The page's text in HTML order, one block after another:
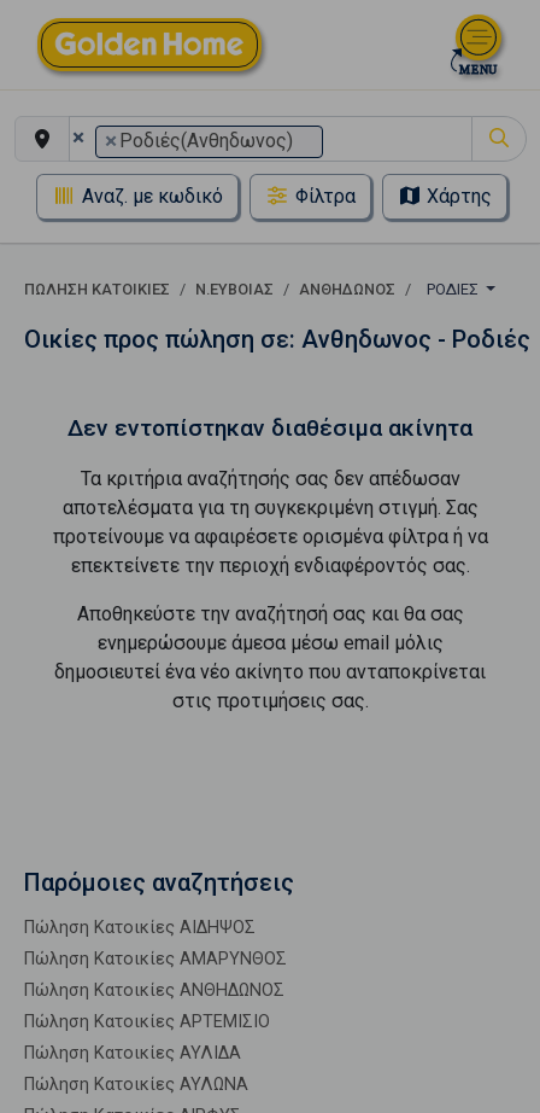
× × Ροδιές(Ανθηδωνος)
Αναζ. με κωδικό Φίλτρα Χάρτης
ΠΏΛΗΣΗ ΚΑΤΟΙΚΊΕΣ Ν.ΕΥΒΟΙΑΣ ΑΝΘΗΔΩΝΟΣ ΡΟΔΙΈΣ
Οικίες προς πώληση σε: Ανθηδωνος - Ροδιές
Δεν εντοπίστηκαν διαθέσιμα ακίνητα
Τα κριτήρια αναζήτησής σας δεν απέδωσαν
αποτελέσματα για τη συγκεκριμένη στιγμή. Σας
προτείνουμε να αφαιρέσετε ορισμένα φίλτρα ή να
επεκτείνετε την περιοχή ενδιαφέροντός σας.
Αποθηκεύστε την αναζήτησή σας και θα σας
ενημερώσουμε άμεσα μέσω email μόλις
δημοσιευτεί ένα νέο ακίνητο που ανταποκρίνεται
στις προτιμήσεις σας.
Παρόμοιες αναζητήσεις
Πώληση Κατοικίες ΑΙΔΗΨΟΣ
Πώληση Κατοικίες ΑΜΑΡΥΝΘΟΣ
Πώληση Κατοικίες ΑΝΘΗΔΩΝΟΣ
Πώληση Κατοικίες ΑΡΤΕΜΙΣΙΟ
Πώληση Κατοικίες ΑΥΛΙΔΑ
Πώληση Κατοικίες ΑΥΛΩΝΑ